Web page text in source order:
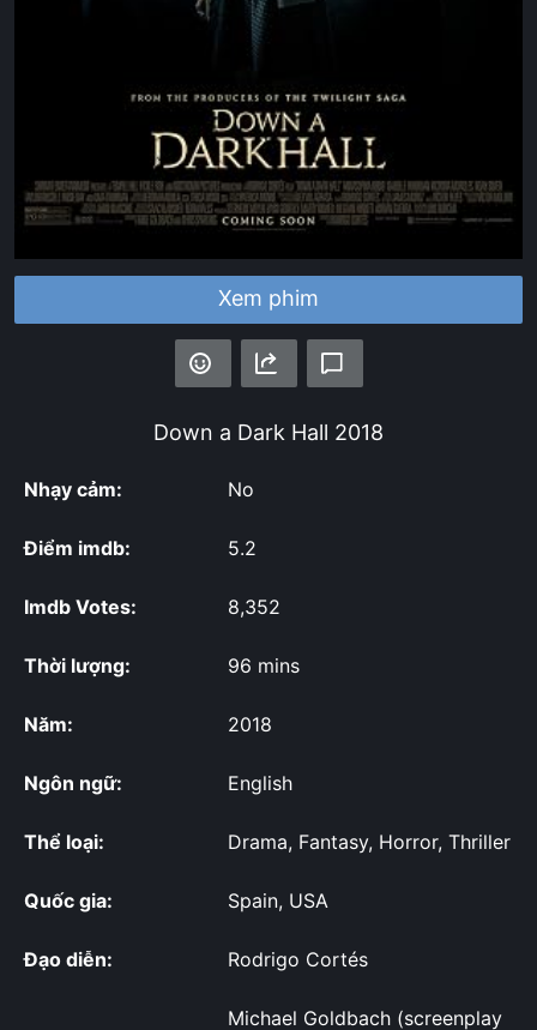
Xem phim
Down a Dark Hall 2018
Nhạy cảm: No
Điểm imdb: 5.2
Imdb Votes: 8,352
Thời lượng: 96 mins
Năm: 2018
Ngôn ngữ: English
Thể loại: Drama, Fantasy, Horror, Thriller
Quốc gia: Spain, USA
Đạo diễn: Rodrigo Cortés
Michael Goldbach (screenplay